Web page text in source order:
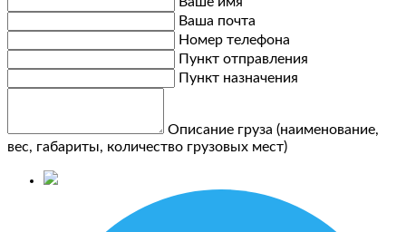
Ваша почта
Номер телефона
Пункт отправления
Пункт назначения
Описание груза (наименование,
вес, габариты, количество грузовых мест)